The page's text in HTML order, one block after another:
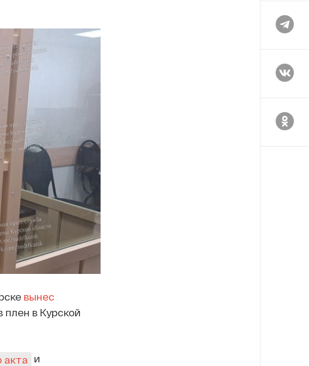
вынес
плен в Курской
акта и